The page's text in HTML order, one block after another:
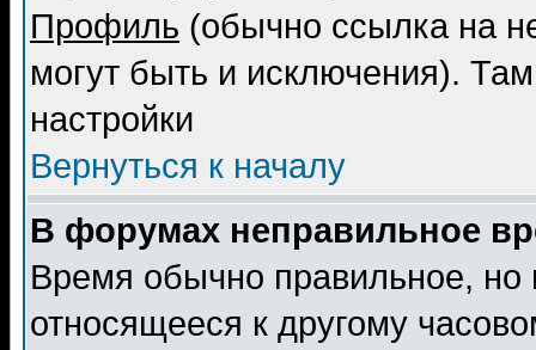
Профиль (обычно ссылка на
могут быть и исключения).
настройки
Вернуться к началу
В форумах неправильное
Время обычно правильное,
относящееся к другому